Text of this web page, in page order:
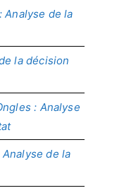
Analyse de la
la décision
: Analyse
Analyse de la